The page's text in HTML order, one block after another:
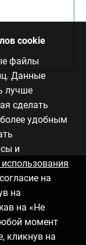
cookie
файлы
Данные
лучше
сделать
более удобным
и
на
на
на «Не
момент
кликнув на